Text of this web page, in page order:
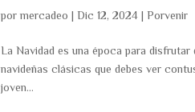
pormercadeo |Dic 12, 2024 |Porvenir
La Navidad es una época para
navideñas clásicas que debes ver
joven...